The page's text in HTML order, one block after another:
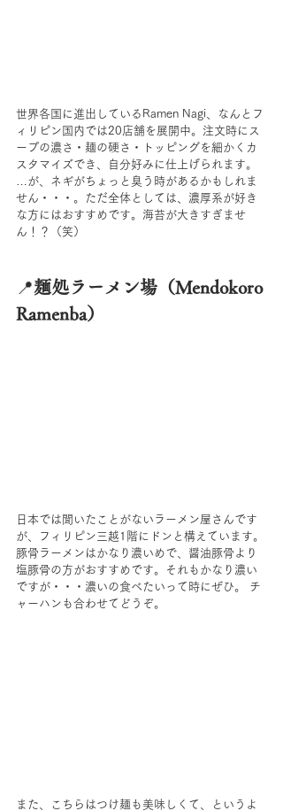
世界各国に進出しているRamen Nagi、なんとフ
ィリピン国内では20店舗を展開中。注文時にス
ープの濃さ・麺の硬さ・トッピングを細かくカ
スタマイズでき、自分好みに仕上げられます。
…が、ネギがちょっと臭う時があるかもしれま
せん・・・。ただ全体としては、濃厚系が好き
な方にはおすすめです。海苔が大きすぎませ
ん！？（笑）
📍麺処ラーメン場（Mendokoro
Ramenba）
日本では聞いたことがないラーメン屋さんです
が、フィリピン三越1階にドンと構えています。
豚骨ラーメンはかなり濃いめで、醤油豚骨より
塩豚骨の方がおすすめです。それもかなり濃い
ですが・・・濃いの食べたいって時にぜひ。 チ
ャーハンも合わせてどうぞ。
また、こちらはつけ麺も美味しくて、というよ